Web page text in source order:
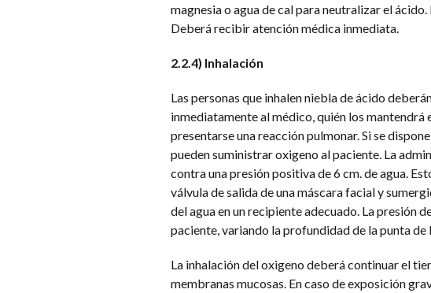
magnesia o agua de cal para neutralizar el
Deberá recibir atención médica inmediata.
2.2.4) Inhalación
Las personas que inhalen niebla de ácido
inmediatamente al médico, quién los
presentarse una reacción pulmonar. Si se
pueden suministrar oxigeno al paciente. La
contra una presión positiva de 6 cm. de agua.
válvula de salida de una máscara facial y
del agua en un recipiente adecuado. La presión
paciente, variando la profundidad de la punta
La inhalación del oxigeno deberá continuar el
membranas mucosas. En caso de exposición